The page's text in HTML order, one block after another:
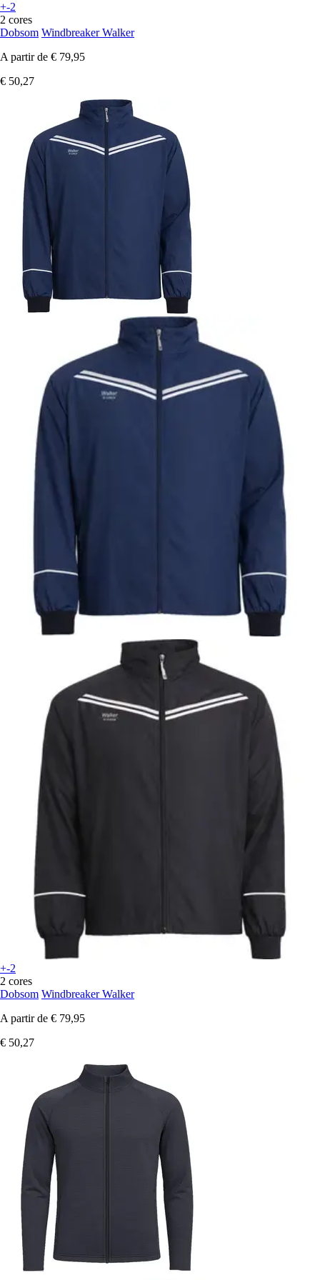
+-2
2 cores
Dobsom Windbreaker Walker
A partir de € 79,95
€ 50,27
+-2
2 cores
Dobsom Windbreaker Walker
A partir de € 79,95
€ 50,27